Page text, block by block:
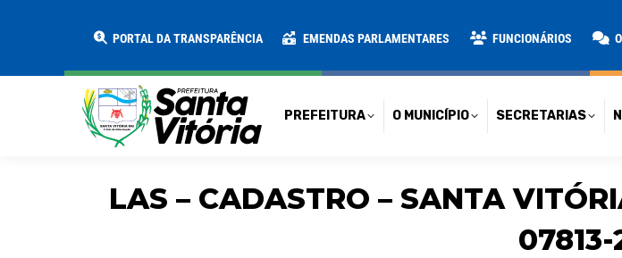
PORTAL DA TRANSPARÊNCIA EMENDAS PARLAMENTARES FUNCIONÁRIOS
PREFEITURA O MUNICÍPIO SECRETARIAS
LAS – CADASTRO – SANTA